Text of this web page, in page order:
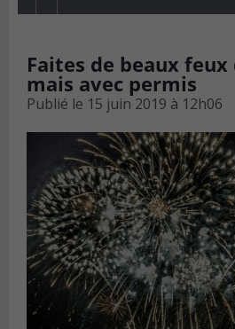
Faites de beaux feux
mais avec permis
Publié le 15 juin 2019 à 12h06